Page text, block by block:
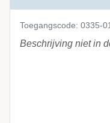
Toegangscode: 0335-
Beschrijving niet in